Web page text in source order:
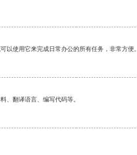
以使用它来完成日常办公的所有任务，非常方便。
、翻译语言、编写代码等。